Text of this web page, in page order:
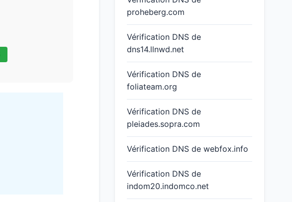
proheberg.com
Vérification DNS de
dns14.llnwd.net
Vérification DNS de
foliateam.org
Vérification DNS de
pleiades.sopra.com
Vérification DNS de webfox.info
Vérification DNS de
indom20.indomco.net